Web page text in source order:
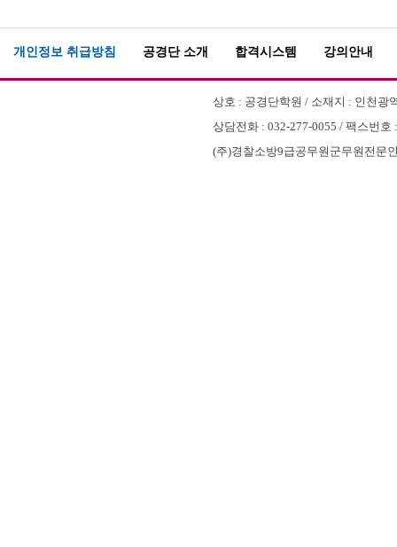
개인정보 취급방침 공경단 소개 합격시스템 강의안내
상호 : 공경단학원 / 소재지 : 인천광
상담전화 : 032-277-0055 / 팩스번
(주)경찰소방9급공무원군무원전문